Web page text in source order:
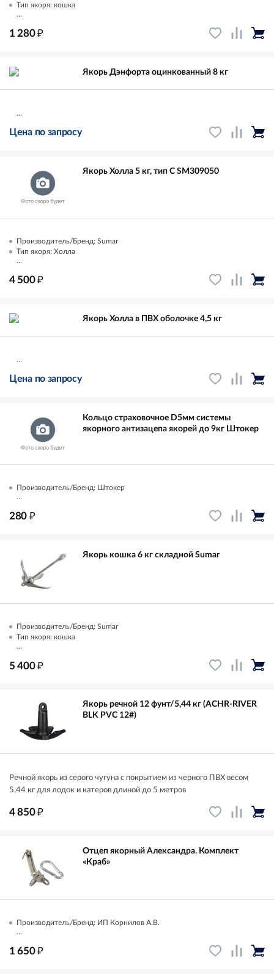
Тип якоря: кошка
...
1 280₽
Якорь Дэнфорта оцинкованный 8 кг
...
Цена по запросу
Якорь Холла 5 кг, тип С SM309050
Производитель/Бренд: Sumar
Тип якоря: Холла
...
4 500₽
Якорь Холла в ПВХ оболочке 4,5 кг
...
Цена по запросу
Кольцо страховочное D5мм системы
якорного антизацепа якорей до 9кг Штокер
Производитель/Бренд: Штокер
...
280 ₽
Якорь кошка 6 кг складной Sumar
Производитель/Бренд: Sumar
Тип якоря: кошка
...
5 400₽
Якорь речной 12 фунт/5,44 кг (ACHR-RIVER
BLK PVC 12#)
Речной якорь из серого чугуна с покрытием из черного ПВХ весом
5,44 кг для лодок и катеров длиной до 5 метров
4 850₽
Отцеп якорный Александра. Комплект
«Краб»
Производитель/Бренд: ИП Корнилов А.В.
...
1 650₽